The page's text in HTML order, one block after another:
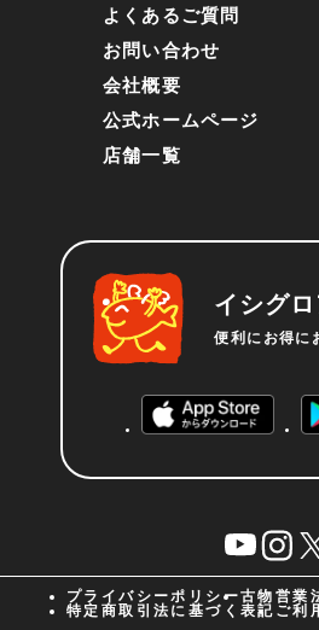
よくあるご質問
お問い合わせ
会社概要
公式ホームページ
店舗一覧
イシグロ
便利にお得に
YouTubeinstagram
X
プライバシーポリシー古物営業
特定商取引法に基づく表記 ご利